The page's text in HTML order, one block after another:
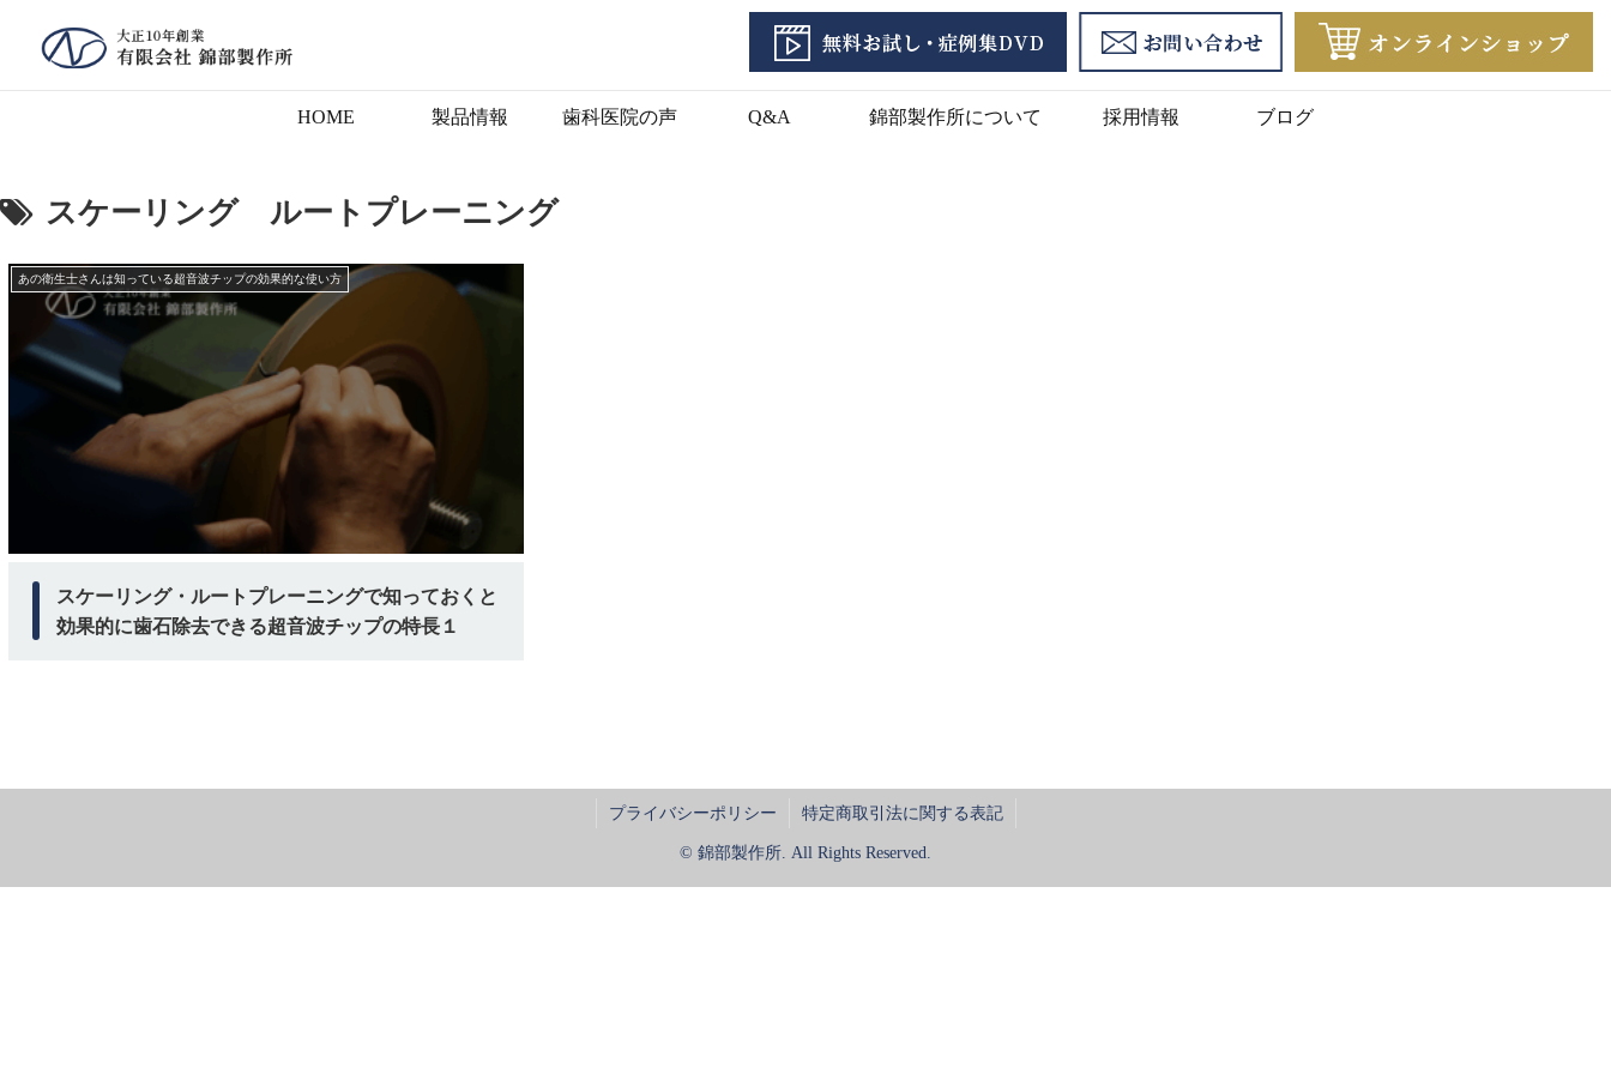
HOME 製品情報 歯科医院の声 Q&A 錦部製作所について 採用情報 ブログ
スケーリング ルートプレーニング
あの衛生士さんは知っている超音波チップの効果的な使い方
スケーリング・ルートプレーニングで知っておくと
効果的に歯石除去できる超音波チップの特長１
プライバシーポリシー 特定商取引法に関する表記
© 錦部製作所. All Rights Reserved.